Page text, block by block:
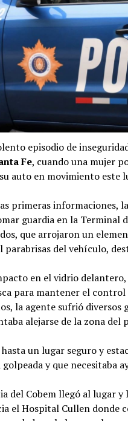
episodio de
Fe, cuando una mujer
auto en movimiento este
primeras informaciones,
guardia en la Terminal
que arrojaron un
del vehículo,
en el vidrio
para mantener el
la agente sufrió
alejarse de la zona del
un lugar seguro y
y que necesitaba
del Cobem llegó al lugar
el Hospital Cullen donde